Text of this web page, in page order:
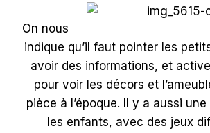
On nous
indique qu’il faut pointer les
avoir des informations, et
pour voir les décors et
pièce à l’époque. Il y a aussi
les enfants, avec des jeux